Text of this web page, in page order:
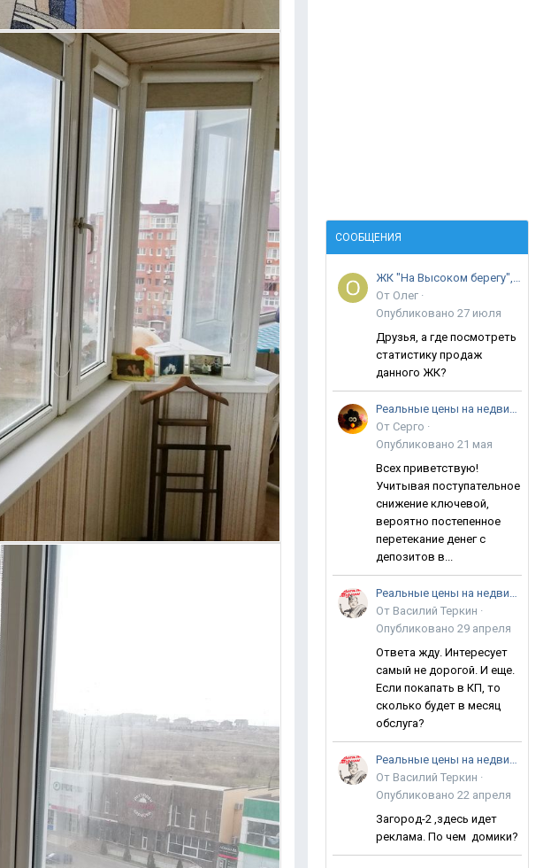
СООБЩЕНИЯ
ЖК "На Высоком берегу", ул. Крылова
От Олег ·
Опубликовано 27 июля
Друзья, а где посмотреть
статистику продаж
данного ЖК?
Реальные цены на недвижимость в Анапе
От Серго ·
Опубликовано 21 мая
Всех приветствую!
Учитывая поступательное
снижение ключевой,
вероятно постепенное
перетекание денег с
депозитов в...
Реальные цены на недвижимость в Анапе
От Василий Теркин ·
Опубликовано 29 апреля
Ответа жду. Интересует
самый не дорогой. И еще.
Если покапать в КП, то
сколько будет в месяц
обслуга?
Реальные цены на недвижимость в Анапе
От Василий Теркин ·
Опубликовано 22 апреля
Загород-2 ,здесь идет
реклама. По чем домики?